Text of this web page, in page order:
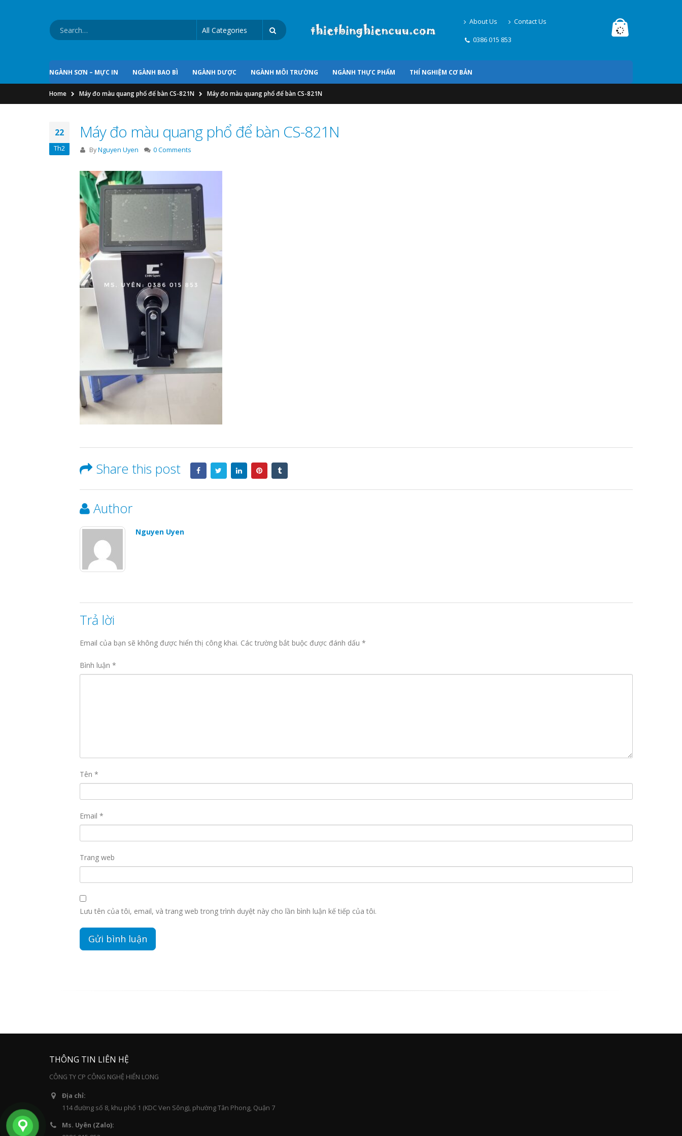
About Us Contact Us
0386 015 853
NGÀNH SƠN – MỰC IN NGÀNH BAO BÌ NGÀNH DƯỢC NGÀNH MÔI TRƯỜNG NGÀNH THỰC PHẨM THÍ NGHIỆM CƠ BẢN
Home Máy đo màu quang phổ để bàn CS-821N Máy đo màu quang phổ để bàn CS-821N
22
Th2
Máy đo màu quang phổ để bàn CS-821N
ByNguyen Uyen 0 Comments
Share this post
Author
Nguyen Uyen
Trả lời
Email của bạn sẽ không được hiển thị công khai. Các trường bắt buộc được đánh dấu *
Bình luận *
Tên *
Email *
Trang web
Lưu tên của tôi, email, và trang web trong trình duyệt này cho lần bình luận kế tiếp của tôi.
THÔNG TIN LIÊN HỆ
CÔNG TY CP CÔNG NGHỆ HIỂN LONG
Địa chỉ:
114 đường số 8, khu phố 1 (KDC Ven Sông), phường Tân Phong, Quận 7
Ms. Uyên (Zalo):